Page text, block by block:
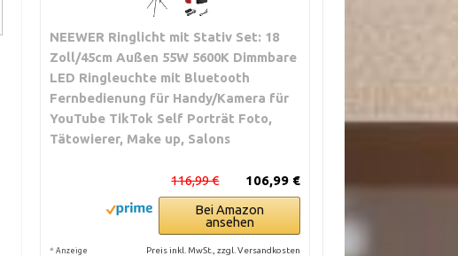
NEEWER Ringlicht mit Stativ Set: 18
Zoll/45cm Außen 55W 5600K Dimmbare
LED Ringleuchte mit Bluetooth
Fernbedienung für Handy/Kamera für
YouTube TikTok Self Porträt Foto,
Tätowierer, Make up, Salons
106,99 €
116,99 €
Bei Amazon
ansehen
* Anzeige Preis inkl. MwSt., zzgl. Versandkosten